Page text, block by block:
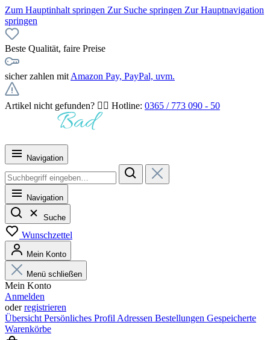
Zum Hauptinhalt springen Zur Suche springen Zur Hauptnavigation
springen
Beste Qualität, faire Preise
sicher zahlen mit Amazon Pay, PayPal, uvm.
Artikel nicht gefunden? 👉🏻 Hotline: 0365 / 773 090 - 50
Navigation
Navigation
Suche
Wunschzettel
Mein Konto
Menü schließen
Mein Konto
Anmelden
oderregistrieren
Übersicht Persönliches Profil Adressen Bestellungen Gespeicherte
Warenkörbe